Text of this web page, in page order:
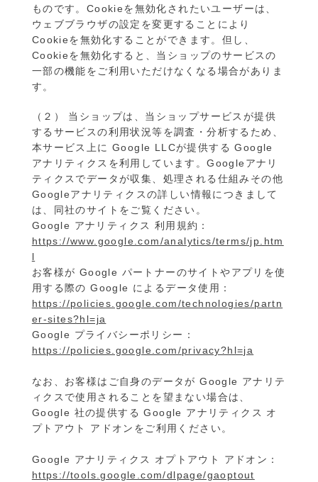
ものです。Cookieを無効化されたいユーザーは、
ウェブブラウザの設定を変更することにより
Cookieを無効化することができます。但し、
Cookieを無効化すると、当ショップのサービスの
一部の機能をご利用いただけなくなる場合がありま
す。
（２） 当ショップは、当ショップサービスが提供
するサービスの利用状況等を調査・分析するため、
本サービス上に Google LLCが提供する Google
アナリティクスを利用しています。Googleアナリ
ティクスでデータが収集、処理される仕組みその他
Googleアナリティクスの詳しい情報につきまして
は、同社のサイトをご覧ください。
Google アナリティクス 利用規約：
https://www.google.com/analytics/terms/jp.htm
l
お客様が Google パートナーのサイトやアプリを使
用する際の Google によるデータ使用：
https://policies.google.com/technologies/partn
er-sites?hl=ja
Google プライバシーポリシー：
https://policies.google.com/privacy?hl=ja
なお、お客様はご自身のデータが Google アナリテ
ィクスで使用されることを望まない場合は、
Google 社の提供する Google アナリティクス オ
プトアウト アドオンをご利用ください。
Google アナリティクス オプトアウト アドオン：
https://tools.google.com/dlpage/gaoptout